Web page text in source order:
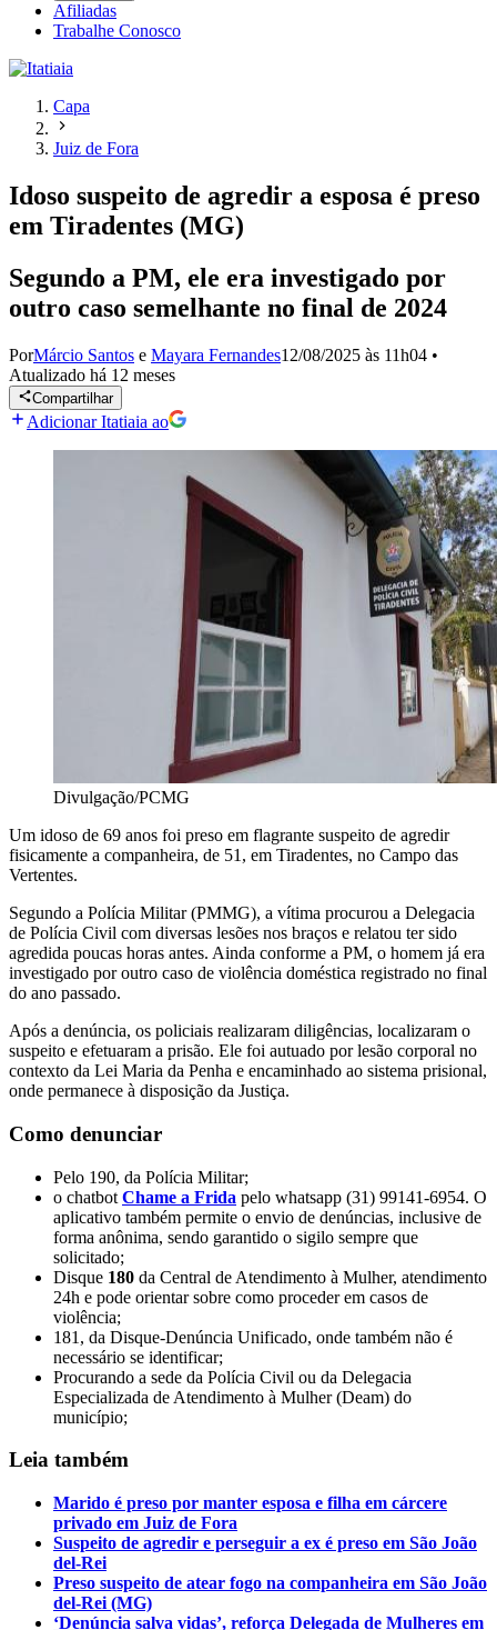
Afiliadas
Trabalhe Conosco
Capa
Juiz de Fora
Idoso suspeito de agredir a esposa é preso
em Tiradentes (MG)
Segundo a PM, ele era investigado por
outro caso semelhante no final de 2024
PorMárcio Santos e Mayara Fernandes12/08/2025 às 11h04 •
Atualizado há 12 meses
Compartilhar
Adicionar Itatiaia ao
Divulgação/PCMG
Um idoso de 69 anos foi preso em flagrante suspeito de agredir
fisicamente a companheira, de 51, em Tiradentes, no Campo das
Vertentes.
Segundo a Polícia Militar (PMMG), a vítima procurou a Delegacia
de Polícia Civil com diversas lesões nos braços e relatou ter sido
agredida poucas horas antes. Ainda conforme a PM, o homem já era
investigado por outro caso de violência doméstica registrado no final
do ano passado.
Após a denúncia, os policiais realizaram diligências, localizaram o
suspeito e efetuaram a prisão. Ele foi autuado por lesão corporal no
contexto da Lei Maria da Penha e encaminhado ao sistema prisional,
onde permanece à disposição da Justiça.
Como denunciar
Pelo 190, da Polícia Militar;
o chatbot Chame a Frida pelo whatsapp (31) 99141-6954. O
aplicativo também permite o envio de denúncias, inclusive de
forma anônima, sendo garantido o sigilo sempre que
solicitado;
Disque 180 da Central de Atendimento à Mulher, atendimento
24h e pode orientar sobre como proceder em casos de
violência;
181, da Disque-Denúncia Unificado, onde também não é
necessário se identificar;
Procurando a sede da Polícia Civil ou da Delegacia
Especializada de Atendimento à Mulher (Deam) do
município;
Leia também
Marido é preso por manter esposa e filha em cárcere
privado em Juiz de Fora
Suspeito de agredir e perseguir a ex é preso em São João
del-Rei
Preso suspeito de atear fogo na companheira em São João
del-Rei (MG)
‘Denúncia salva vidas’, reforça Delegada de Mulheres em